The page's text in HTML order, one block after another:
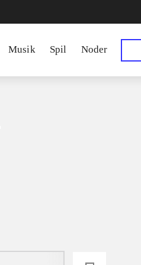
Musik Spil Noder